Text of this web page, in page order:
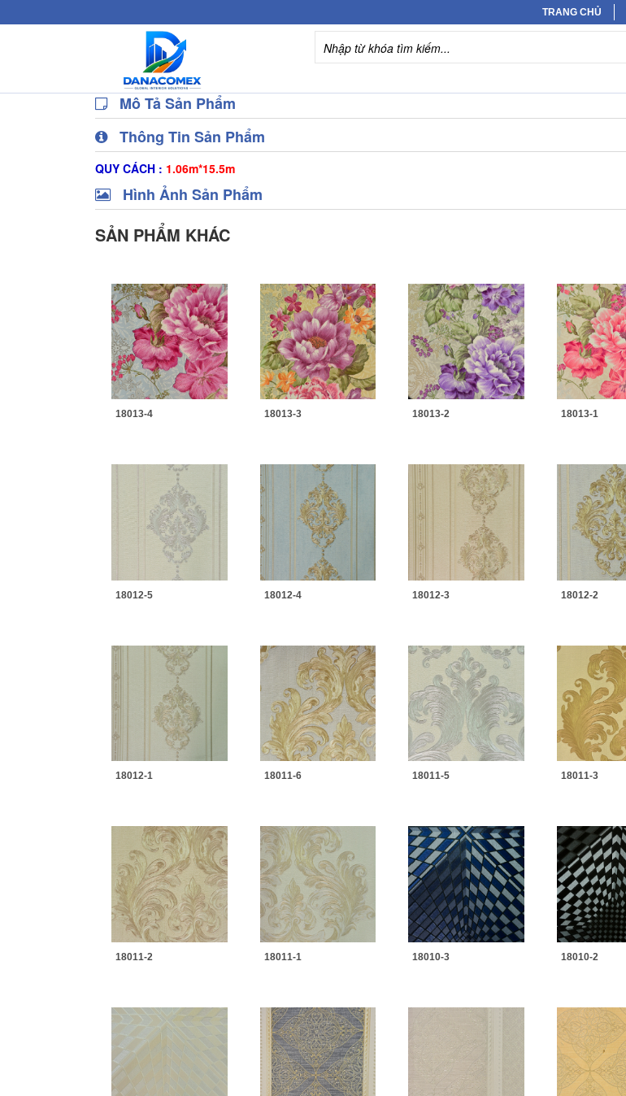
TRANG CHỦ
Mô Tả Sản Phẩm
Thông Tin Sản Phẩm
QUY CÁCH : 1.06m*15.5m
Hình Ảnh Sản Phẩm
SẢN PHẨM KHÁC
18013-4 18013-3 18013-2 18013-1
18012-5 18012-4 18012-3 18012-2
18012-1 18011-6 18011-5 18011-3
18011-2 18011-1 18010-3 18010-2